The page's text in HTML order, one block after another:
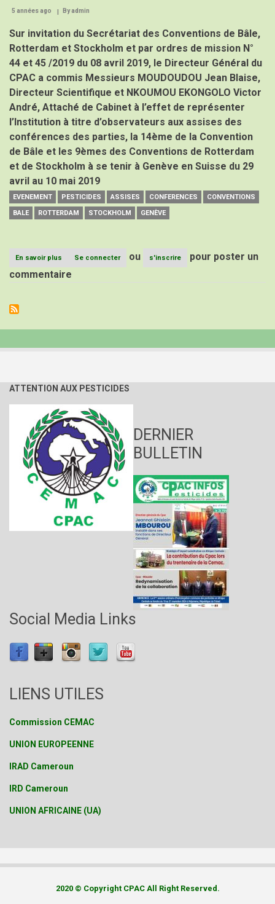
5 années ago Byadmin
Sur invitation du Secrétariat des Conventions de Bâle,
Rotterdam et Stockholm et par ordres de mission N°
44 et 45 /2019 du 08 avril 2019, le Directeur Général du
CPAC a commis Messieurs MOUDOUDOU Jean Blaise,
Directeur Scientifique et NKOUMOU EKONGOLO Victor
André, Attaché de Cabinet à l’effet de représenter
l’Institution à titre d’observateurs aux assises des
conférences des parties, la 14ème de la Convention
de Bâle et les 9èmes des Conventions de Rotterdam
et de Stockholm à se tenir à Genève en Suisse du 29
avril au 10 mai 2019
EVENEMENT PESTICIDES ASSISES CONFERENCES
CONVENTIONS
BALE
ROTTERDAM STOCKHOLM GENÈVE
En savoir plus
ASSISES
DES
CONVENTIONS
STOCKHOLM
Genève,
du
1er
au
10
mai
2019
Se connecter ou s'inscrire
pour poster un
commentaire
ATTENTION AUX PESTICIDES
DERNIER
BULLETIN
Social Media Links
LIENS UTILES
Commission CEMAC
UNION EUROPEENNE
IRAD Cameroun
IRD Cameroun
UNION AFRICAINE (UA)
2020 © Copyright CPAC All Right Reserved.